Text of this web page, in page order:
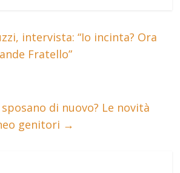
intervista: “Io incinta? Ora
Fratello”
di nuovo? Le novità
genitori →